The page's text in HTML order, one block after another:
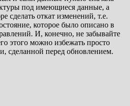
под имеющиеся данные, а
сделать откат изменений, т.е.
которое было описано в
И, конечно, не забывайте
этого можно избежать просто
сделанной перед обновлением.